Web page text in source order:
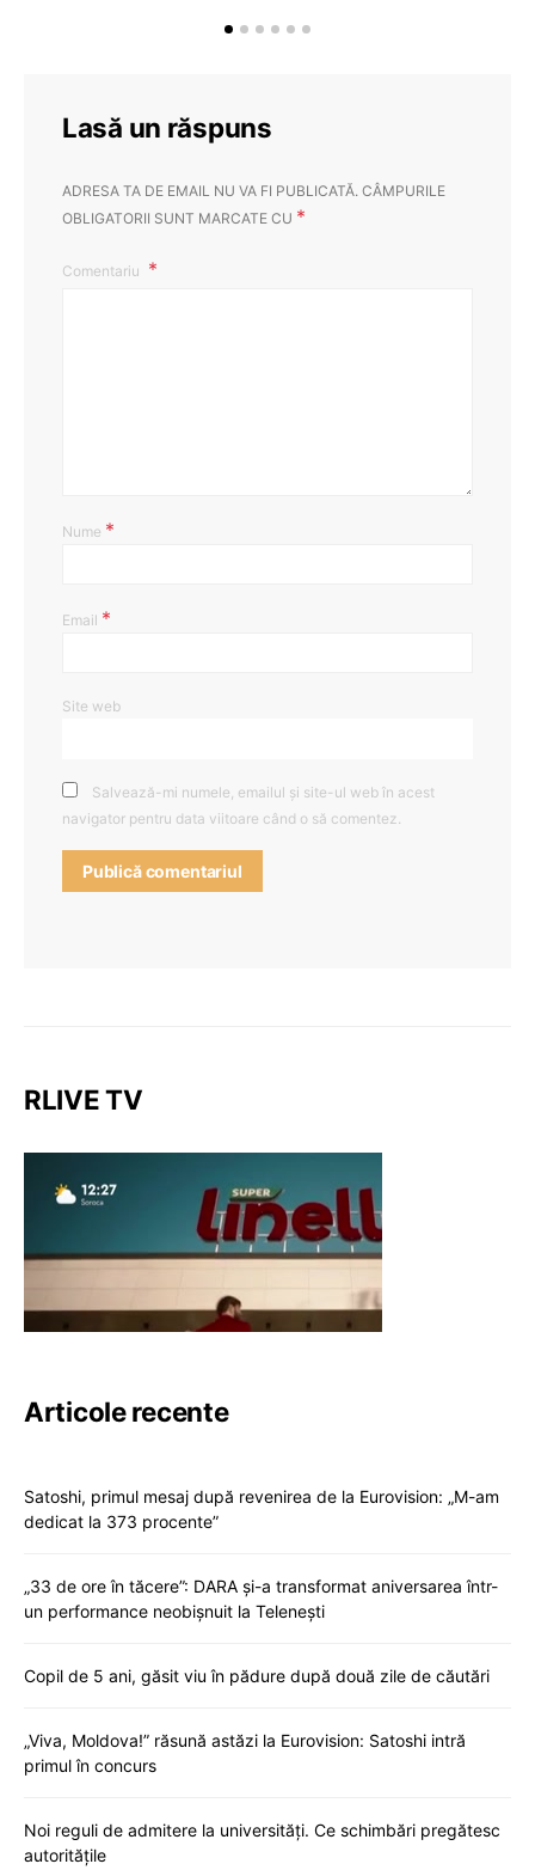
Lasă un răspuns
ADRESA TA DE EMAIL NU VA FI PUBLICATĂ. CÂMPURILE
OBLIGATORII SUNT MARCATE CU *
Comentariu
Nume *
Email *
Site web
Salvează-mi numele, emailul și site-ul web în acest
navigator pentru data viitoare când o să comentez.
RLIVE TV
Articole recente
Satoshi, primul mesaj după revenirea de la Eurovision: „M-am
dedicat la 373 procente”
„33 de ore în tăcere”: DARA și-a transformat aniversarea într-
un performance neobișnuit la Telenești
Copil de 5 ani, găsit viu în pădure după două zile de căutări
„Viva, Moldova!” răsună astăzi la Eurovision: Satoshi intră
primul în concurs
Noi reguli de admitere la universități. Ce schimbări pregătesc
autoritățile